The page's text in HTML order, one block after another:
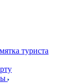
туриста